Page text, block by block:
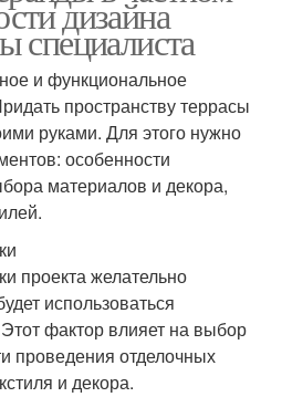
дизайна
специалиста
и функциональное
пространству террасы
руками. Для этого нужно
особенности
материалов и декора,
проекта желательно
использоваться
фактор влияет на выбор
проведения отделочных
и декора.